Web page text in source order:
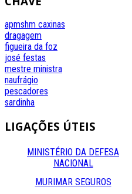
apmshm caxinas
dragagem
figueira da foz
josé festas
mestre ministra
naufrágio
pescadores
sardinha
LIGAÇÕES ÚTEIS
MINISTÉRIO DA DEFESA
NACIONAL
MURIMAR SEGUROS